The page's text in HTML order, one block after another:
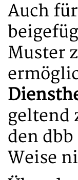
Auch
Muster
geltend
den
Weise